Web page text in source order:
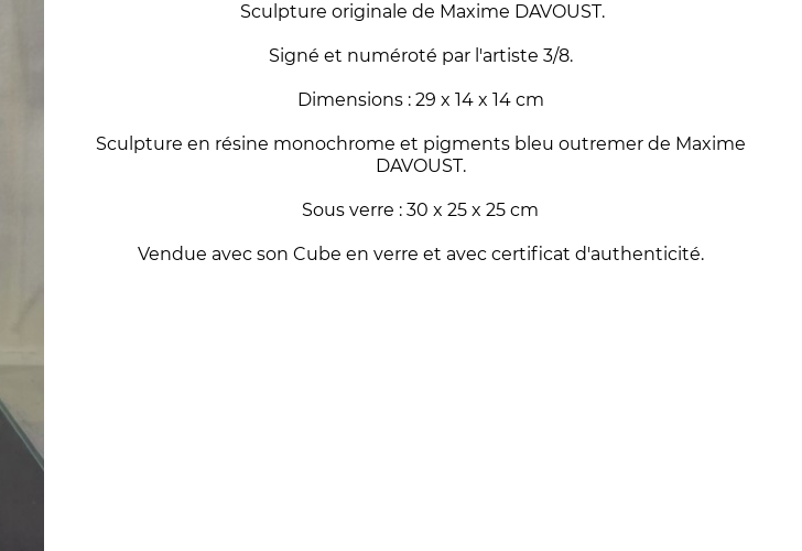
Sculpture originale de Maxime DAVOUST.
Signé et numéroté par l'artiste 3/8.
Dimensions : 29 x 14 x 14 cm
Sculpture en résine monochrome et pigments bleu outremer de Maxime
DAVOUST.
Sous verre : 30 x 25 x 25 cm
Vendue avec son Cube en verre et avec certificat d'authenticité.